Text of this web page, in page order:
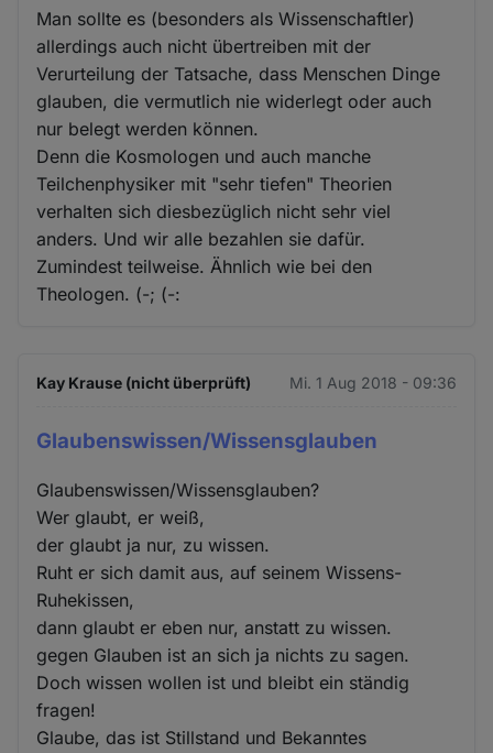
Man sollte es (besonders als Wissenschaftler)
allerdings auch nicht übertreiben mit der
Verurteilung der Tatsache, dass Menschen Dinge
glauben, die vermutlich nie widerlegt oder auch
nur belegt werden können.
Denn die Kosmologen und auch manche
Teilchenphysiker mit "sehr tiefen" Theorien
verhalten sich diesbezüglich nicht sehr viel
anders. Und wir alle bezahlen sie dafür.
Zumindest teilweise. Ähnlich wie bei den
Theologen. (-; (-:
Kay Krause (nicht überprüft) Mi. 1 Aug 2018 - 09:36
Glaubenswissen/Wissensglauben
Glaubenswissen/Wissensglauben?
Wer glaubt, er weiß,
der glaubt ja nur, zu wissen.
Ruht er sich damit aus, auf seinem Wissens-
Ruhekissen,
dann glaubt er eben nur, anstatt zu wissen.
gegen Glauben ist an sich ja nichts zu sagen.
Doch wissen wollen ist und bleibt ein ständig
fragen!
Glaube, das ist Stillstand und Bekanntes